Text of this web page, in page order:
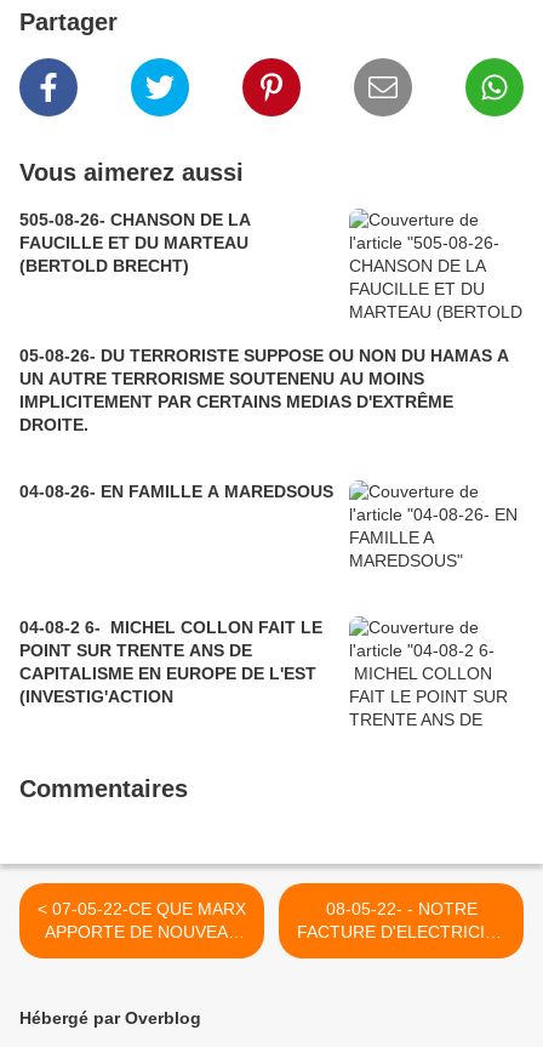
Partager
Vous aimerez aussi
505-08-26- CHANSON DE LA
FAUCILLE ET DU MARTEAU
(BERTOLD BRECHT)
05-08-26- DU TERRORISTE SUPPOSE OU NON DU HAMAS A
UN AUTRE TERRORISME SOUTENENU AU MOINS
IMPLICITEMENT PAR CERTAINS MEDIAS D'EXTRÊME
DROITE.
04-08-26- EN FAMILLE A MAREDSOUS
04-08-2 6- MICHEL COLLON FAIT LE
POINT SUR TRENTE ANS DE
CAPITALISME EN EUROPE DE L'EST
(INVESTIG'ACTION
Commentaires
< 07-05-22-CE QUE MARX
APPORTE DE NOUVEAU
(KRIS HERTOGEN)
08-05-22- - NOTRE
FACTURE D'ELECTRICITE
A AUGMENTE DE 62%
Hébergé par Overblog